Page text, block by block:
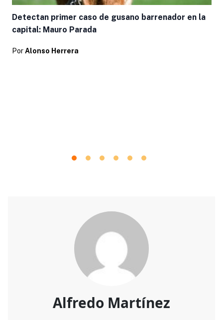
Detectan primer caso de gusano barrenador en la
capital: Mauro Parada
Por Alonso Herrera
Alfredo Martínez